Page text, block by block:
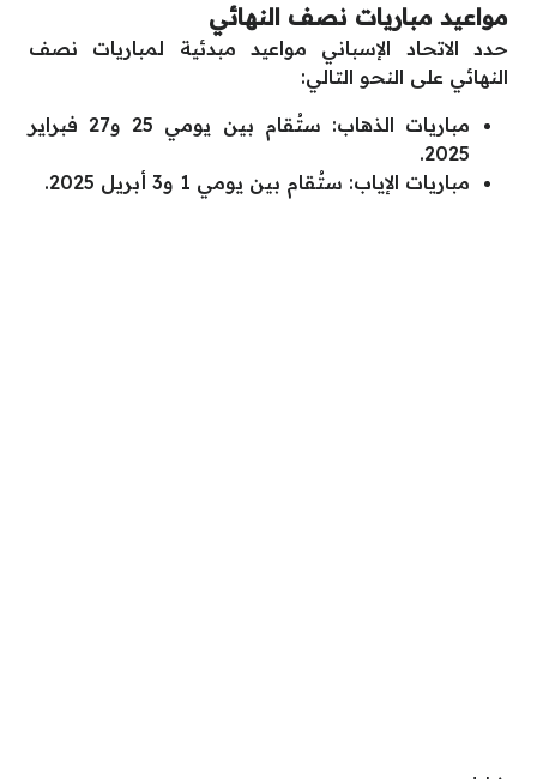
مواعيد مباريات نصف النهائي
حدد الاتحاد الإسباني مواعيد مبدئية لمباريات نصف
النهائي على النحو التالي:
مباريات الذهاب: ستُقام بين يومي 25 و27 فبراير
2025.
مباريات الإياب: ستُقام بين يومي 1 و3 أبريل 2025.